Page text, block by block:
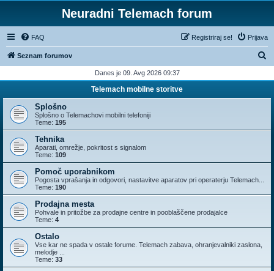
Neuradni Telemach forum
FAQ Prijava
Registriraj se!
Seznam forumov
a
j
Danes je 09. Avg 2026 09:37
Telemach mobilne storitve
Splošno
Splošno o Telemachovi mobilni telefoniji
Teme: 195
Tehnika
Aparati, omrežje, pokritost s signalom
Teme: 109
Pomoč uporabnikom
Pogosta vprašanja in odgovori, nastavitve aparatov pri operaterju Telemach...
Teme: 190
Prodajna mesta
Pohvale in pritožbe za prodajne centre in pooblaščene prodajalce
Teme: 4
Ostalo
Vse kar ne spada v ostale forume. Telemach zabava, ohranjevalniki zaslona,
melodje ...
Teme: 33